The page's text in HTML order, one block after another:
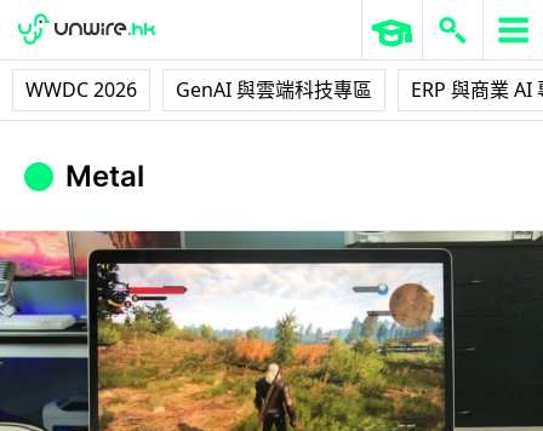
WWDC 2026 GenAI 與雲端科技專區 ERP 與商業 AI
Metal